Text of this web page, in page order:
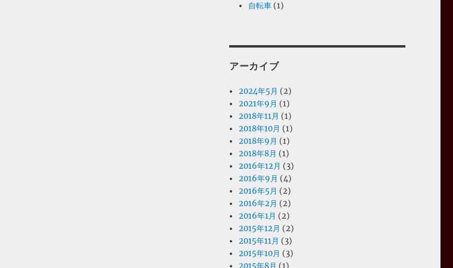
自転車 (1)
アーカイブ
2024年5月 (2)
2021年9月 (1)
2018年11月 (1)
2018年10月 (1)
2018年9月 (1)
2018年8月 (1)
2016年12月 (3)
2016年9月 (4)
2016年5月 (2)
2016年2月 (2)
2016年1月 (2)
2015年12月 (2)
2015年11月 (3)
2015年10月 (3)
2015年8月 (1)